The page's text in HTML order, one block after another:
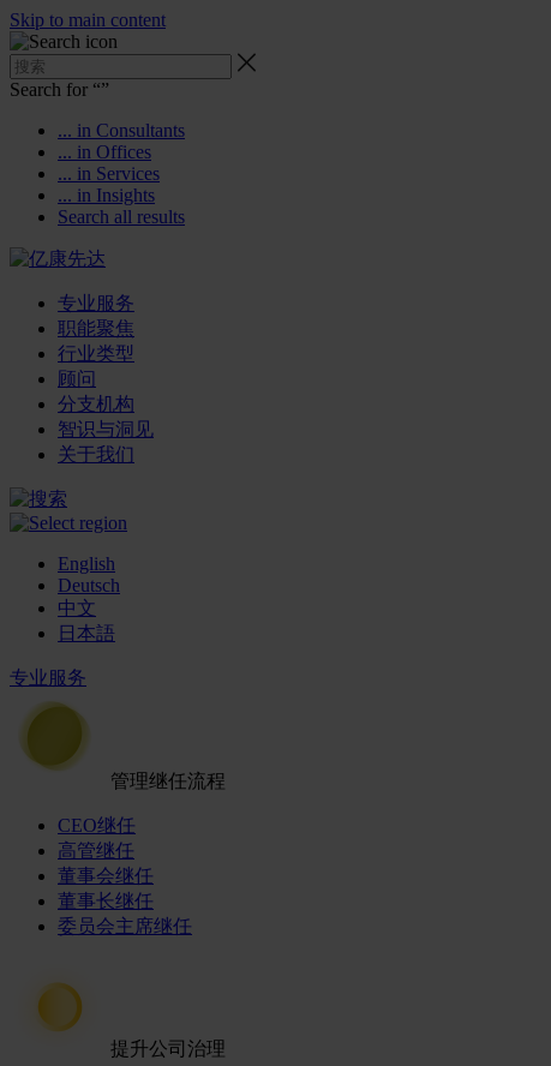
Skip to main content
Search for “”
... in Consultants
... in Offices
... in Services
... in Insights
Search all results
专业服务
职能聚焦
行业类型
顾问
分支机构
智识与洞见
关于我们
English
Deutsch
中文
日本語
专业服务
管理继任流程
CEO继任
高管继任
董事会继任
董事长继任
委员会主席继任
提升公司治理